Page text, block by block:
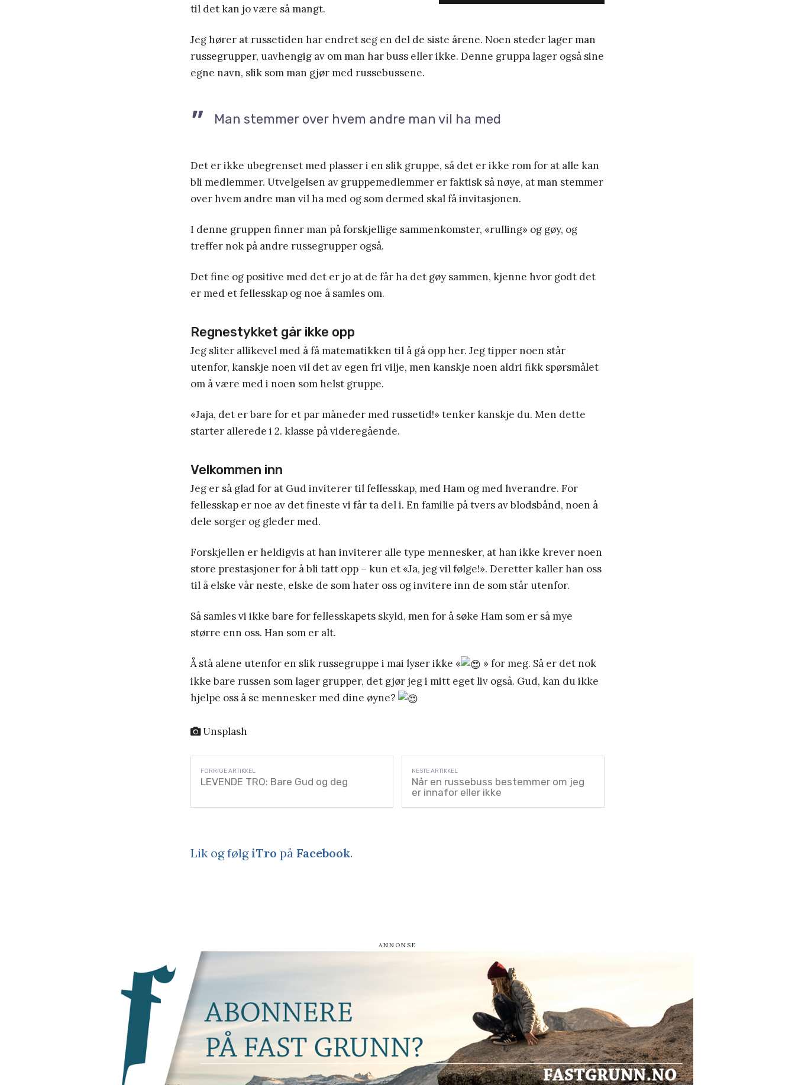
til det kan jo være så mangt.
Jeg hører at russetiden har endret seg en del de siste årene. Noen steder lager man
russegrupper, uavhengig av om man har buss eller ikke. Denne gruppa lager også sine
egne navn, slik som man gjør med russebussene.
Man stemmer over hvem andre man vil ha med
Det er ikke ubegrenset med plasser i en slik gruppe, så det er ikke rom for at alle kan
bli medlemmer. Utvelgelsen av gruppemedlemmer er faktisk så nøye, at man stemmer
over hvem andre man vil ha med og som dermed skal få invitasjonen.
I denne gruppen finner man på forskjellige sammenkomster, «rulling» og gøy, og
treffer nok på andre russegrupper også.
Det fine og positive med det er jo at de får ha det gøy sammen, kjenne hvor godt det
er med et fellesskap og noe å samles om.
Regnestykket går ikke opp
Jeg sliter allikevel med å få matematikken til å gå opp her. Jeg tipper noen står
utenfor, kanskje noen vil det av egen fri vilje, men kanskje noen aldri fikk spørsmålet
om å være med i noen som helst gruppe.
«Jaja, det er bare for et par måneder med russetid!» tenker kanskje du. Men dette
starter allerede i 2. klasse på videregående.
Velkommen inn
Jeg er så glad for at Gud inviterer til fellesskap, med Ham og med hverandre. For
fellesskap er noe av det fineste vi får ta del i. En familie på tvers av blodsbånd, noen å
dele sorger og gleder med.
Forskjellen er heldigvis at han inviterer alle type mennesker, at han ikke krever noen
store prestasjoner for å bli tatt opp – kun et «Ja, jeg vil følge!». Deretter kaller han oss
til å elske vår neste, elske de som hater oss og invitere inn de som står utenfor.
Så samles vi ikke bare for fellesskapets skyld, men for å søke Ham som er så mye
større enn oss. Han som er alt.
Å stå alene utenfor en slik russegruppe i mai lyser ikke «
» for meg. Så er det nok
ikke bare russen som lager grupper, det gjør jeg i mitt eget liv også. Gud, kan du ikke
hjelpe oss å se mennesker med dine øyne?
Unsplash
LEVENDE TRO: Bare Gud og deg
Når en russebuss bestemmer om jeg
er innafor eller ikke
Lik og følgiTro på Facebook.